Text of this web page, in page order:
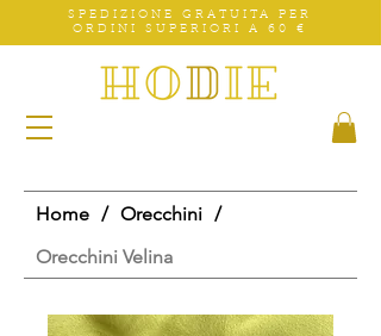
SPEDIZIONE GRATUITA PER
ORDINI SUPERIORI A 60 €
Home / Orecchini /
Orecchini Velina